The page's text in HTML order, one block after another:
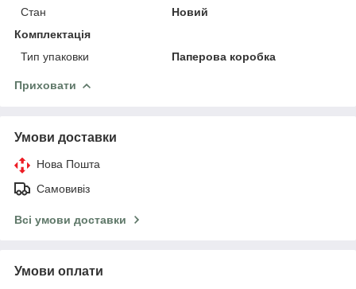
Стан
Новий
Комплектація
Тип упаковки
Паперова коробка
Приховати
Умови доставки
Нова Пошта
Самовивіз
Всі умови доставки
Умови оплати